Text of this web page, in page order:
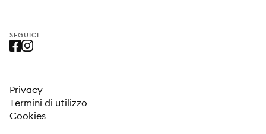
SEGUICI
Privacy
Termini di utilizzo
Cookies